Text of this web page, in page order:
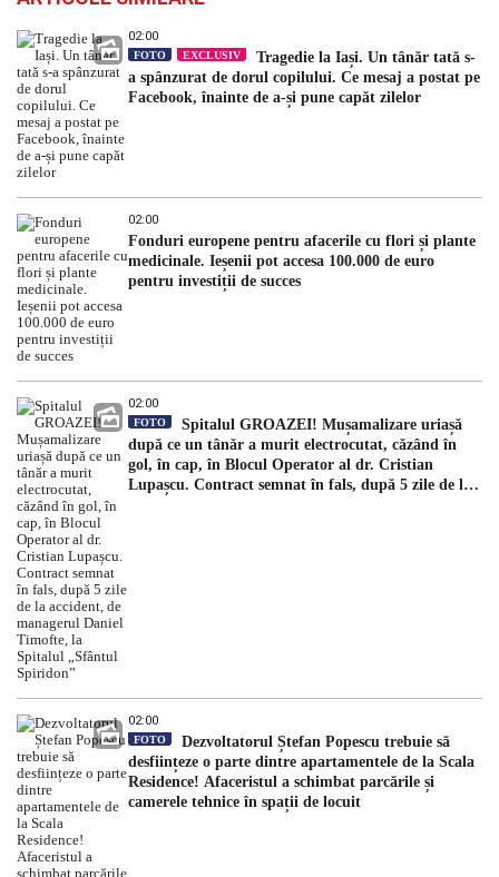
02:00
FOTO EXCLUSIV
Tragedie la Iași. Un tânăr tată s-
a spânzurat de dorul copilului. Ce mesaj a postat pe
Facebook, înainte de a-și pune capăt zilelor
02:00
Fonduri europene pentru afacerile cu flori și plante
medicinale. Ieșenii pot accesa 100.000 de euro
pentru investiții de succes
02:00
FOTO
Spitalul GROAZEI! Mușamalizare uriașă
după ce un tânăr a murit electrocutat, căzând în
gol, în cap, în Blocul Operator al dr. Cristian
Lupașcu. Contract semnat în fals, după 5 zile de la
02:00
FOTO
Dezvoltatorul Ștefan Popescu trebuie să
desființeze o parte dintre apartamentele de la Scala
Residence! Afaceristul a schimbat parcările și
camerele tehnice în spații de locuit